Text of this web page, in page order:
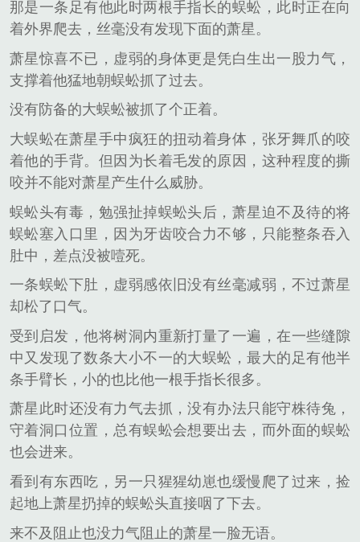
那是一条足有他此时两根手指长的蜈蚣，此时正在向
着外界爬去，丝毫没有发现下面的萧星。
萧星惊喜不已，虚弱的身体更是凭白生出一股力气，
支撑着他猛地朝蜈蚣抓了过去。
没有防备的大蜈蚣被抓了个正着。
大蜈蚣在萧星手中疯狂的扭动着身体，张牙舞爪的咬
着他的手背。但因为长着毛发的原因，这种程度的撕
咬并不能对萧星产生什么威胁。
蜈蚣头有毒，勉强扯掉蜈蚣头后，萧星迫不及待的将
蜈蚣塞入口里，因为牙齿咬合力不够，只能整条吞入
肚中，差点没被噎死。
一条蜈蚣下肚，虚弱感依旧没有丝毫减弱，不过萧星
却松了口气。
受到启发，他将树洞内重新打量了一遍，在一些缝隙
中又发现了数条大小不一的大蜈蚣，最大的足有他半
条手臂长，小的也比他一根手指长很多。
萧星此时还没有力气去抓，没有办法只能守株待兔，
守着洞口位置，总有蜈蚣会想要出去，而外面的蜈蚣
也会进来。
看到有东西吃，另一只猩猩幼崽也缓慢爬了过来，捡
起地上萧星扔掉的蜈蚣头直接咽了下去。
来不及阻止也没力气阻止的萧星一脸无语。